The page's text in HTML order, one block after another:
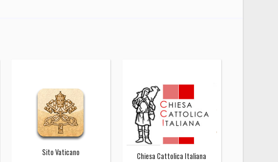
Sito Vaticano Chiesa Cattolica Italiana